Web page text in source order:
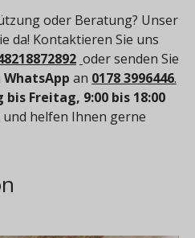
oder Beratung? Unser
da! Kontaktieren Sie uns
oder senden Sie
WhatsApp an 0178 3996446.
bis Freitag, 9:00 bis 18:00
helfen Ihnen gerne